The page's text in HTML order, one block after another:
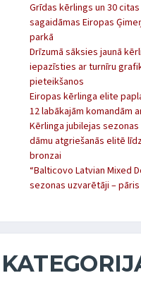
Grīdas kērlings un 30
sagaidāmas Eiropas
parkā
Drīzumā sāksies jaunā
iepazīsties ar turnīru
pieteikšanos
Eiropas kērlinga elite
12 labākajām komandām
Kērlinga jubilejas
dāmu atgriešanās elitē
bronzai
“Balticovo Latvian Mixed
sezonas uzvarētāji –